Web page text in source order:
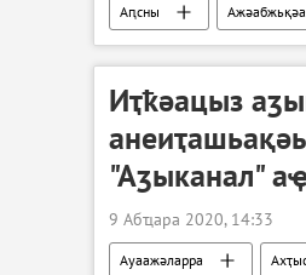
Аԥсны Ажәабжьқәа
Иҭҟәацыз
"Аӡыканал"
9 Абҵара 2020, 14:33
Ауаажәларра